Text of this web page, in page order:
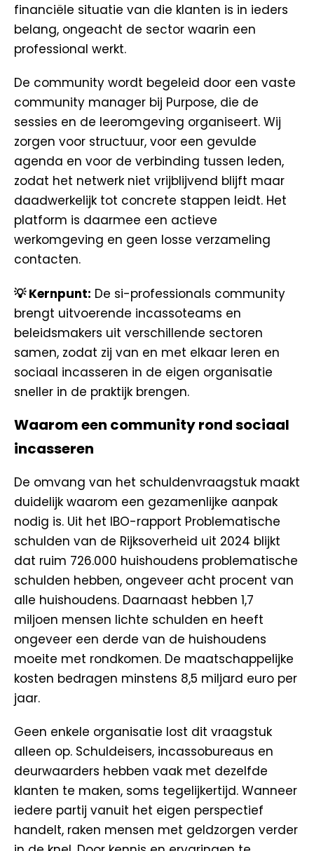
financiële situatie van die klanten is in ieders
belang, ongeacht de sector waarin een
professional werkt.
De community wordt begeleid door een vaste
community manager bij Purpose, die de
sessies en de leeromgeving organiseert. Wij
zorgen voor structuur, voor een gevulde
agenda en voor de verbinding tussen leden,
zodat het netwerk niet vrijblijvend blijft maar
daadwerkelijk tot concrete stappen leidt. Het
platform is daarmee een actieve
werkomgeving en geen losse verzameling
contacten.
💡 Kernpunt: De si-professionals community
brengt uitvoerende incassoteams en
beleidsmakers uit verschillende sectoren
samen, zodat zij van en met elkaar leren en
sociaal incasseren in de eigen organisatie
sneller in de praktijk brengen.
Waarom een community rond sociaal
incasseren
De omvang van het schuldenvraagstuk maakt
duidelijk waarom een gezamenlijke aanpak
nodig is. Uit het IBO-rapport Problematische
schulden van de Rijksoverheid uit 2024 blijkt
dat ruim 726.000 huishoudens problematische
schulden hebben, ongeveer acht procent van
alle huishoudens. Daarnaast hebben 1,7
miljoen mensen lichte schulden en heeft
ongeveer een derde van de huishoudens
moeite met rondkomen. De maatschappelijke
kosten bedragen minstens 8,5 miljard euro per
jaar.
Geen enkele organisatie lost dit vraagstuk
alleen op. Schuldeisers, incassobureaus en
deurwaarders hebben vaak met dezelfde
klanten te maken, soms tegelijkertijd. Wanneer
iedere partij vanuit het eigen perspectief
handelt, raken mensen met geldzorgen verder